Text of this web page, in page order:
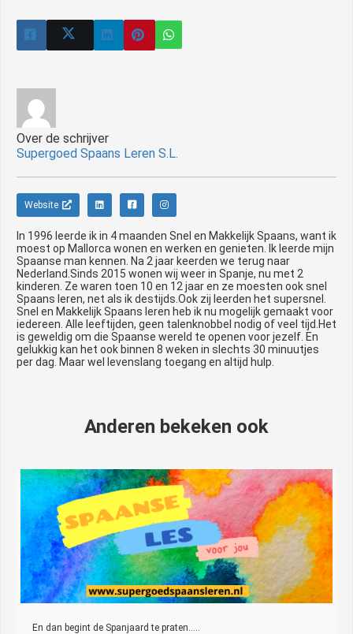
Over de schrijver
Supergoed Spaans Leren S.L.
Website
In 1996 leerde ik in 4 maanden Snel en Makkelijk Spaans, want ik
moest op Mallorca wonen en werken en genieten. Ik leerde mijn
Spaanse man kennen. Na 2 jaar keerden we terug naar
Nederland.Sinds 2015 wonen wij weer in Spanje, nu met 2
kinderen. Ze waren toen 10 en 12 jaar en ze moesten ook snel
Spaans leren, net als ik destijds.Ook zij leerden het supersnel.
Snel en Makkelijk Spaans leren heb ik nu mogelijk gemaakt voor
iedereen. Alle leeftijden, geen talenknobbel nodig of veel tijd.Het
is geweldig om die Spaanse wereld te openen voor jezelf. En
gelukkig kan het ook binnen 8 weken in slechts 30 minuutjes
per dag. Maar wel levenslang toegang en altijd hulp.
Anderen bekeken ook
En dan begint de Spanjaard te praten…..